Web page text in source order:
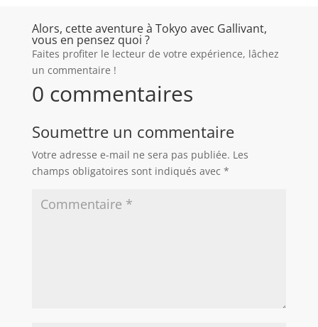
Alors, cette aventure à Tokyo avec Gallivant,
vous en pensez quoi ?
Faites profiter le lecteur de votre expérience, lâchez
un commentaire !
0 commentaires
Soumettre un commentaire
Votre adresse e-mail ne sera pas publiée. Les
champs obligatoires sont indiqués avec *